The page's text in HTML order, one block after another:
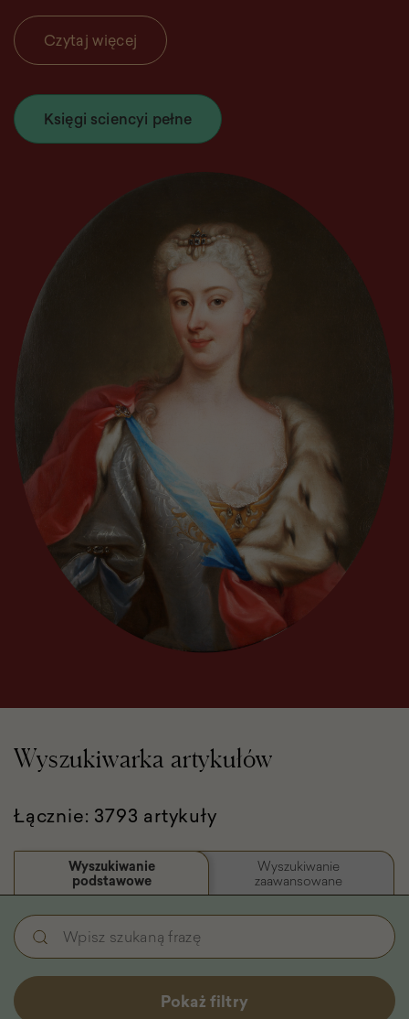
Czytaj więcej
Księgi sciencyi pełne
Wyszukiwarka artykułów
Łącznie: 3793 artykuły
Wyszukiwanie
podstawowe
Wyszukiwanie
zaawansowane
Wyszukiwanie
podstawowe
-
Filtry
Wpisz
szukaną
frazę
Pokaż filtry